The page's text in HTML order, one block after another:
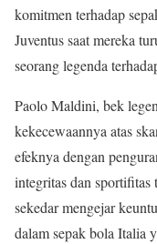
komitmen terhadap
Juventus saat mereka
seorang legenda
Paolo Maldini, bek
kekecewaannya atas
efeknya dengan
integritas dan
sekedar mengejar
dalam sepak bola Italia